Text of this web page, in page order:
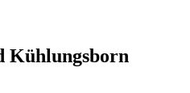
Kühlungsborn